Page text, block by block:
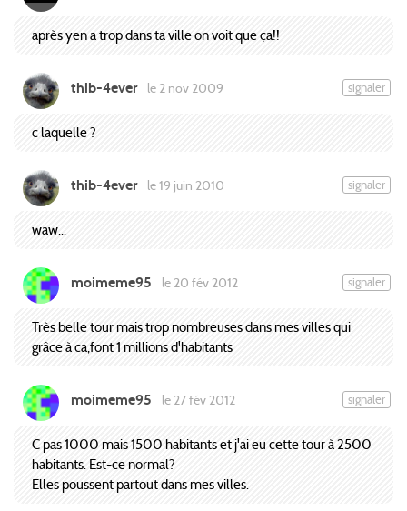
après yen a trop dans ta ville on voit que ça!!
thib-4ever le 2 nov 2009 signaler
c laquelle ?
thib-4ever le 19 juin 2010 signaler
waw...
moimeme95 le 20 fév 2012 signaler
Très belle tour mais trop nombreuses dans mes villes qui
grâce à ca,font 1 millions d'habitants
moimeme95 le 27 fév 2012 signaler
C pas 1000 mais 1500 habitants et j'ai eu cette tour à 2500
habitants. Est-ce normal?
Elles poussent partout dans mes villes.